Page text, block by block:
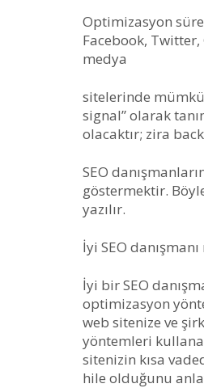
Optimizasyon
Facebook,
medya
sitelerinde
signal” olarak
olacaktır; zira
SEO
göstermektir.
yazılır.
İyi SEO
İyi bir SEO
optimizasyon
web sitenize ve
yöntemleri
sitenizin kısa
hile olduğunu